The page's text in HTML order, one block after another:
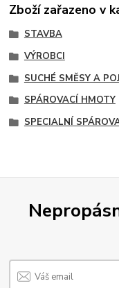
Zboží zařazeno v
STAVBA
VÝROBCI
SUCHÉ SMĚSY A
SPÁROVACÍ HMOTY
SPECIALNÍ